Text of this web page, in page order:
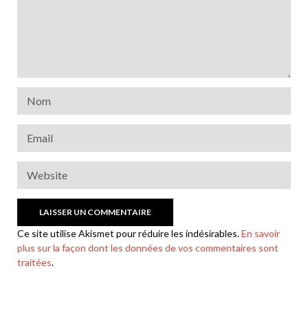
Ce site utilise Akismet pour réduire les indésirables.En savoir
plus sur la façon dont les données de vos commentaires sont
traitées.